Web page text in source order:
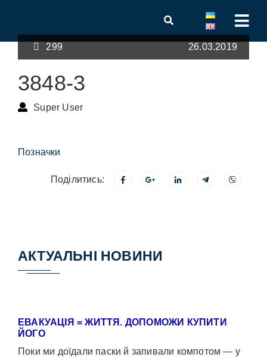
299 26.03.2019
3848-3
Super User
Позначки
Поділитись:
АКТУАЛЬНІ НОВИНИ
ЕВАКУАЦІЯ = ЖИТТЯ. ДОПОМОЖИ КУПИТИ
ЙОГО
Поки ми доїдали паски й запивали компотом — у